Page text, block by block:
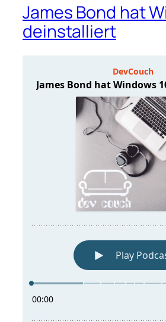
James Bond hat
deinstalliert